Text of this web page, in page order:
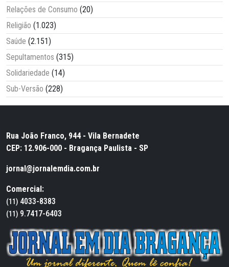
Relações de Consumo (20)
Religião (1.023)
Saúde (2.151)
Sepultamentos (315)
Solidariedade (14)
Sub-Versão (228)
Rua João Franco, 944 - Vila Bernadete
CEP: 12.906-000 - Bragança Paulista - SP
jornal@jornalemdia.com.br
Comercial:
(11) 4033-8383
(11) 9.7417-6403